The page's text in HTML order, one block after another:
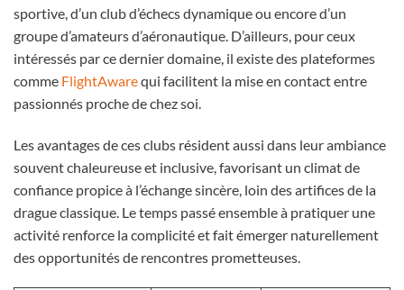
sportive, d’un club d’échecs dynamique ou encore d’un
groupe d’amateurs d’aéronautique. D’ailleurs, pour ceux
intéressés par ce dernier domaine, il existe des plateformes
comme FlightAwarequi facilitent la mise en contact entre
passionnés proche de chez soi.
Les avantages de ces clubs résident aussi dans leur ambiance
souvent chaleureuse et inclusive, favorisant un climat de
confiance propice à l’échange sincère, loin des artifices de la
drague classique. Le temps passé ensemble à pratiquer une
activité renforce la complicité et fait émerger naturellement
des opportunités de rencontres prometteuses.